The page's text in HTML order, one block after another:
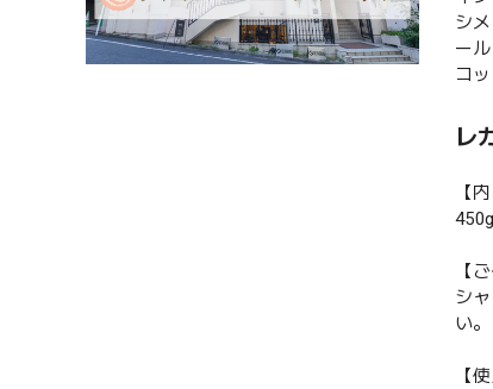
シ
ー
コ
レ
【
450g
【
シ
い。
【